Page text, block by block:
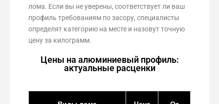
лома. Если вы не уверены, соответствует ли ваш
профиль требованиям по засору, специалисты
определят категорию на месте и назовут точную
цену за килограмм.
Цены на алюминиевый профиль:
актуальные расценки